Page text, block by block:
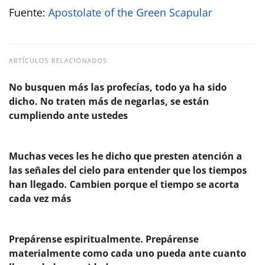
Fuente: Apostolate of the Green Scapular
ARTÍCULOS RELACIONADOS
No busquen más las profecías, todo ya ha sido
dicho. No traten más de negarlas, se están
cumpliendo ante ustedes
Muchas veces les he dicho que presten atención a
las señales del cielo para entender que los tiempos
han llegado. Cambien porque el tiempo se acorta
cada vez más
Prepárense espiritualmente. Prepárense
materialmente como cada uno pueda ante cuanto